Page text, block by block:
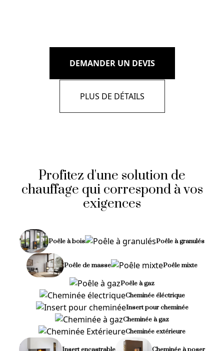
DEMANDER UN DEVIS
PLUS DE DÉTAILS
Profitez d'une solution de
chauffage qui correspond à vos
exigences
Poêle à bois Poêle à granulés
Poêle de masse Poêle mixte
Poêle à gaz
Cheminée éléctrique
Insert pour cheminée
Cheminée à gaz
Cheminée extérieure